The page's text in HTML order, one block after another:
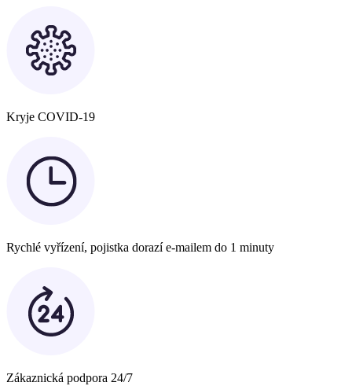
Kryje COVID-19
Rychlé vyřízení, pojistka dorazí e-mailem do 1 minuty
Zákaznická podpora 24/7